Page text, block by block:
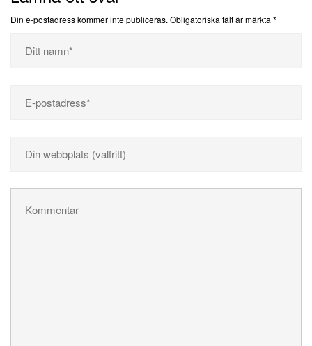
Din e-postadress kommer inte publiceras. Obligatoriska fält är märkta *